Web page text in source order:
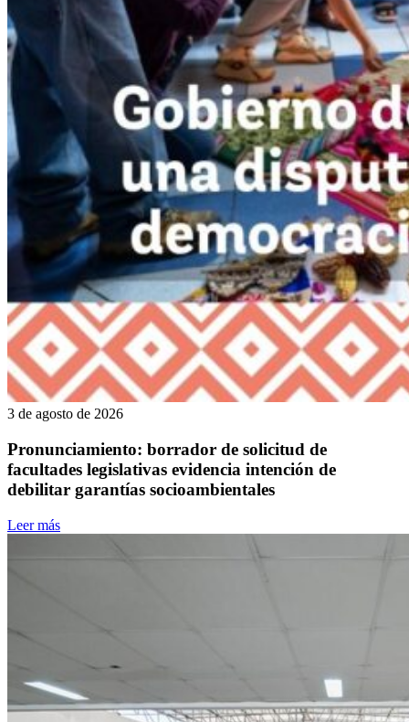
3 de agosto de 2026
Pronunciamiento: borrador de solicitud de
facultades legislativas evidencia intención de
debilitar garantías socioambientales
Leer más